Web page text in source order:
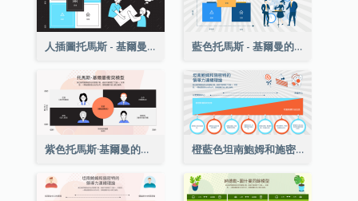
人插圖托馬斯 - 基爾曼的衝突模型戰略分析 藍色托馬斯 - 基爾曼的衝突模型戰略分析
紫色托馬斯·基爾曼的衝突模型戰略分析 橙藍色坦南鮑姆和施密特的領導連續論戰略分析